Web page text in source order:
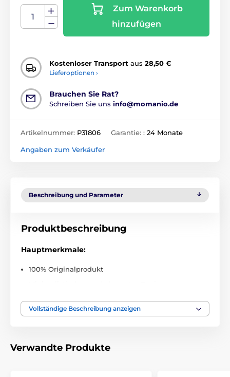
Zum Warenkorb
hinzufügen
Kostenloser Transport aus 28,50 €
Lieferoptionen ›
Brauchen Sie Rat?
Schreiben Sie uns info@momanio.de
Artikelnummer: P31806 Garantie: : 24 Monate
Angaben zum Verkäufer
Beschreibung und Parameter
Produktbeschreibung
Hauptmerkmale:
100% Originalprodukt
Hergestellt aus robustem Polycarbonat
Präzise Verarbeitung und perfekte Passform
Karabiner im Lieferumfang für maximalen Komfort
Vollständige Beschreibung anzeigen
Verwandte Produkte